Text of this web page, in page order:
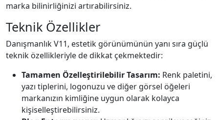
marka bilinirliğinizi artırabilirsiniz.
Teknik Özellikler
Danışmanlık V11, estetik görünümünün yanı sıra güçlü
teknik özellikleriyle de dikkat çekmektedir:
Tamamen Özelleştirilebilir Tasarım: Renk paletini,
yazı tiplerini, logonuzu ve diğer görsel öğeleri
markanızın kimliğine uygun olarak kolayca
kişiselleştirebilirsiniz.